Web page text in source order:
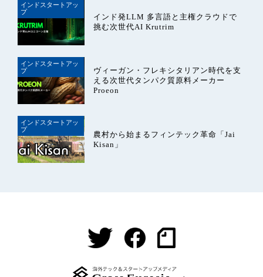
インドスタートアッ
プ
インド発LLM 多言語と主権クラウドで
挑む次世代AI Krutrim
インドスタートアッ
プ
ヴィーガン・フレキシタリアン時代を支
える次世代タンパク質原料メーカー
Proeon
インドスタートアッ
プ
農村から始まるフィンテック革命「Jai
Kisan」